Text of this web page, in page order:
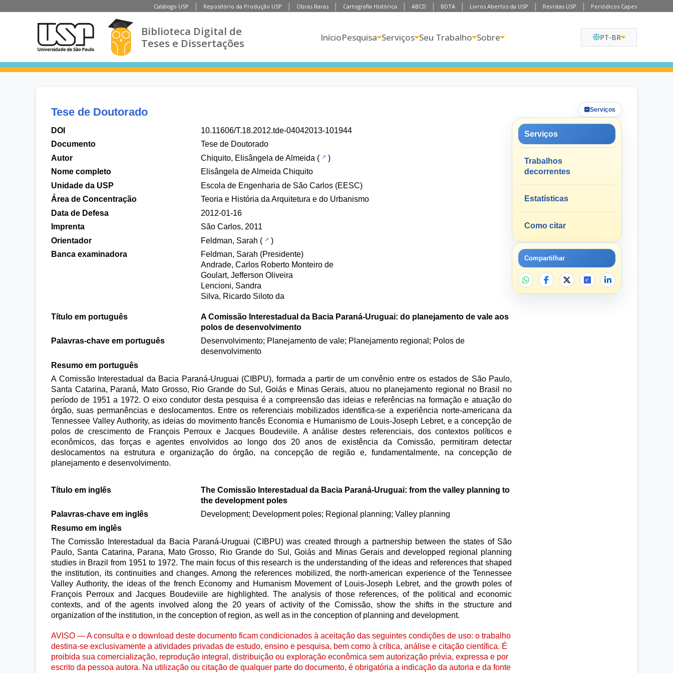
Catálogo USP Repositório da Produção USP Obras Raras Cartografia Histórica ABCD BDTA Livros Abertos da USP Revistas USP Periódicos Capes
Biblioteca Digital de
Teses e Dissertações
InícioPesquisa Serviços Seu Trabalho Sobre PT-BR
Tese de Doutorado
DOI
10.11606/T.18.2012.tde-04042013-101944
Documento
Tese de Doutorado
Autor
Chiquito, Elisângela de Almeida (
)
Nome completo
Elisângela de Almeida Chiquito
Unidade da USP
Escola de Engenharia de São Carlos (EESC)
Área de Concentração
Teoria e História da Arquitetura e do Urbanismo
Data de Defesa
2012-01-16
Imprenta
São Carlos, 2011
Orientador
Feldman, Sarah (
)
Banca examinadora
Feldman, Sarah (Presidente)
Andrade, Carlos Roberto Monteiro de
Goulart, Jefferson Oliveira
Lencioni, Sandra
Silva, Ricardo Siloto da
Título em português
A Comissão Interestadual da Bacia Paraná-Uruguai: do planejamento de vale aos
polos de desenvolvimento
Palavras-chave em português
Desenvolvimento; Planejamento de vale; Planejamento regional; Polos de
desenvolvimento
Resumo em português
A Comissão Interestadual da Bacia Paraná-Uruguai (CIBPU), formada a partir de um convênio entre os estados de São Paulo,
Santa Catarina, Paraná, Mato Grosso, Rio Grande do Sul, Goiás e Minas Gerais, atuou no planejamento regional no Brasil no
período de 1951 a 1972. O eixo condutor desta pesquisa é a compreensão das ideias e referências na formação e atuação do
órgão, suas permanências e deslocamentos. Entre os referenciais mobilizados identifica-se a experiência norte-americana da
Tennessee Valley Authority, as ideias do movimento francês Economia e Humanismo de Louis-Joseph Lebret, e a concepção de
polos de crescimento de François Perroux e Jacques Boudeviile. A análise destes referenciais, dos contextos políticos e
econômicos, das forças e agentes envolvidos ao longo dos 20 anos de existência da Comissão, permitiram detectar
deslocamentos na estrutura e organização do órgão, na concepção de região e, fundamentalmente, na concepção de
planejamento e desenvolvimento.
Título em inglês
The Comissão Interestadual da Bacia Paraná-Uruguai: from the valley planning to
the development poles
Palavras-chave em inglês
Development; Development poles; Regional planning; Valley planning
Resumo em inglês
The Comissão Interestadual da Bacia Paraná-Uruguai (CIBPU) was created through a partnership between the states of São
Paulo, Santa Catarina, Parana, Mato Grosso, Rio Grande do Sul, Goiás and Minas Gerais and developped regional planning
studies in Brazil from 1951 to 1972. The main focus of this research is the understanding of the ideas and references that shaped
the institution, its continuities and changes. Among the references mobilized, the north-american experience of the Tennessee
Valley Authority, the ideas of the french Economy and Humanism Movement of Louis-Joseph Lebret, and the growth poles of
François Perroux and Jacques Boudeviile are highlighted. The analysis of those references, of the political and economic
contexts, and of the agents involved along the 20 years of activity of the Comissão, show the shifts in the structure and
organization of the institution, in the conception of region, as well as in the conception of planning and development.
AVISO — A consulta e o download deste documento ficam condicionados à aceitação das seguintes condições de uso: o trabalho
destina-se exclusivamente a atividades privadas de estudo, ensino e pesquisa, bem como à crítica, análise e citação científica. É
proibida sua comercialização, reprodução integral, distribuição ou exploração econômica sem autorização prévia, expressa e por
escrito da pessoa autora. Na utilização ou citação de qualquer parte do documento, é obrigatória a indicação da autoria e da fonte
Serviços
Serviços
Trabalhos
decorrentes
Estatísticas
Como citar
Compartilhar